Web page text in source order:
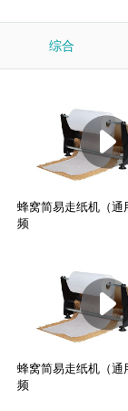
综合
蜂窝简易走纸机（通
频
蜂窝简易走纸机（通
频